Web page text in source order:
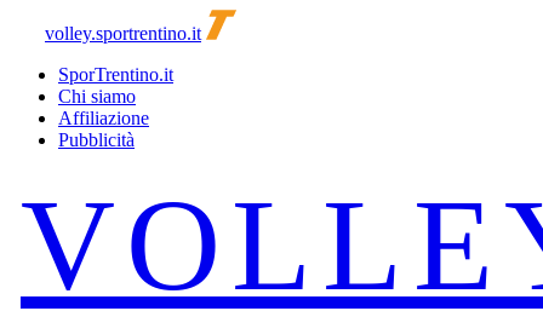
volley.sportrentino.it
SporTrentino.it
Chi siamo
Affiliazione
Pubblicità